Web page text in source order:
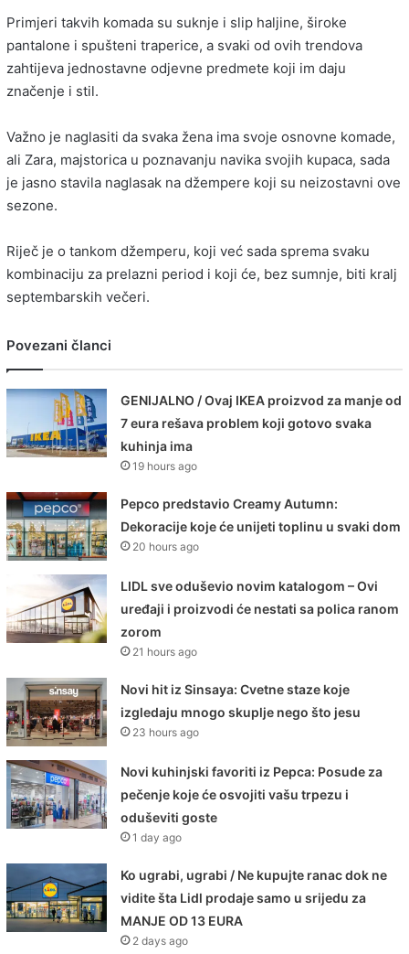
Primjeri takvih komada su suknje i slip haljine, široke
pantalone i spušteni traperice, a svaki od ovih trendova
zahtijeva jednostavne odjevne predmete koji im daju
značenje i stil.
Važno je naglasiti da svaka žena ima svoje osnovne komade,
ali Zara, majstorica u poznavanju navika svojih kupaca, sada
je jasno stavila naglasak na džempere koji su neizostavni ove
sezone.
Riječ je o tankom džemperu, koji već sada sprema svaku
kombinaciju za prelazni period i koji će, bez sumnje, biti kralj
septembarskih večeri.
Povezani članci
GENIJALNO / Ovaj IKEA proizvod za manje od
7 eura rešava problem koji gotovo svaka
kuhinja ima
19 hours ago
Pepco predstavio Creamy Autumn:
Dekoracije koje će unijeti toplinu u svaki dom
20 hours ago
LIDL sve oduševio novim katalogom – Ovi
uređaji i proizvodi će nestati sa polica ranom
zorom
21 hours ago
Novi hit iz Sinsaya: Cvetne staze koje
izgledaju mnogo skuplje nego što jesu
23 hours ago
Novi kuhinjski favoriti iz Pepca: Posude za
pečenje koje će osvojiti vašu trpezu i
oduševiti goste
1 day ago
Ko ugrabi, ugrabi / Ne kupujte ranac dok ne
vidite šta Lidl prodaje samo u srijedu za
MANJE OD 13 EURA
2 days ago